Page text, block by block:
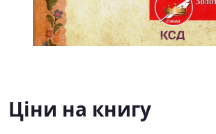
Ціни на книгу